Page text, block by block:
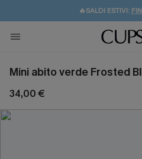
🔥SALDI ESTIVI:
🚚SPEDIZIONE
💌REGALO PER I
Mini abito verde Frosted
34,00 €